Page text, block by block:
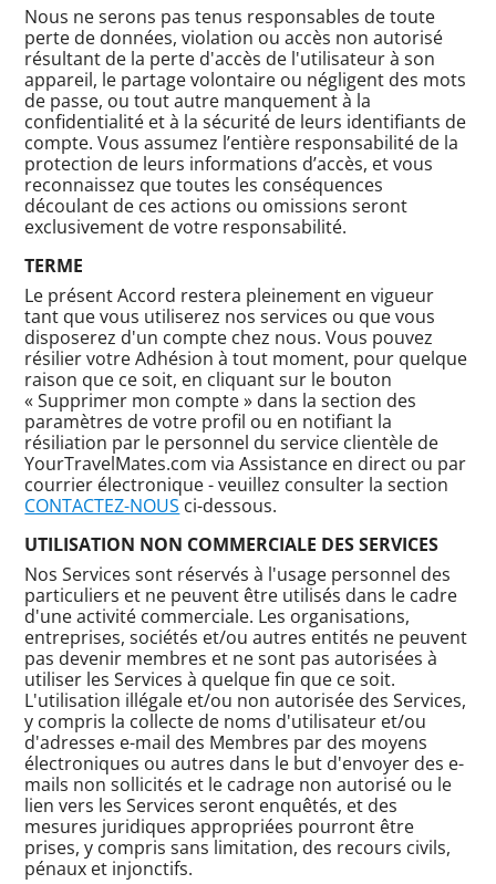
Nous ne serons pas tenus responsables de toute
perte de données, violation ou accès non autorisé
résultant de la perte d'accès de l'utilisateur à son
appareil, le partage volontaire ou négligent des mots
de passe, ou tout autre manquement à la
confidentialité et à la sécurité de leurs identifiants de
compte. Vous assumez l’entière responsabilité de la
protection de leurs informations d’accès, et vous
reconnaissez que toutes les conséquences
découlant de ces actions ou omissions seront
exclusivement de votre responsabilité.
TERME
Le présent Accord restera pleinement en vigueur
tant que vous utiliserez nos services ou que vous
disposerez d'un compte chez nous. Vous pouvez
résilier votre Adhésion à tout moment, pour quelque
raison que ce soit, en cliquant sur le bouton
« Supprimer mon compte » dans la section des
paramètres de votre profil ou en notifiant la
résiliation par le personnel du service clientèle de
YourTravelMates.com via Assistance en direct ou par
courrier électronique - veuillez consulter la section
CONTACTEZ-NOUS ci-dessous.
UTILISATION NON COMMERCIALE DES SERVICES
Nos Services sont réservés à l'usage personnel des
particuliers et ne peuvent être utilisés dans le cadre
d'une activité commerciale. Les organisations,
entreprises, sociétés et/ou autres entités ne peuvent
pas devenir membres et ne sont pas autorisées à
utiliser les Services à quelque fin que ce soit.
L'utilisation illégale et/ou non autorisée des Services,
y compris la collecte de noms d'utilisateur et/ou
d'adresses e-mail des Membres par des moyens
électroniques ou autres dans le but d'envoyer des e-
mails non sollicités et le cadrage non autorisé ou le
lien vers les Services seront enquêtés, et des
mesures juridiques appropriées pourront être
prises, y compris sans limitation, des recours civils,
pénaux et injonctifs.